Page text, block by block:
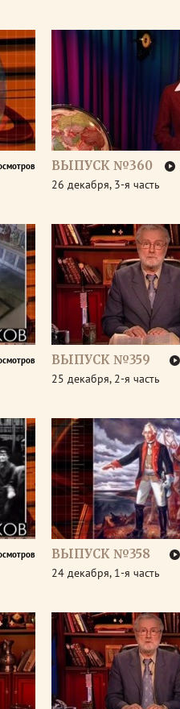
ВЫПУСК №360
26 декабря, 3-я часть
ВЫПУСК №359
25 декабря, 2-я часть
ВЫПУСК №358
24 декабря, 1-я часть